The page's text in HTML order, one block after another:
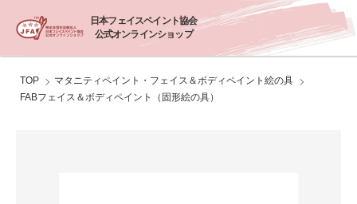
日本フェイスペイント協会
公式オンラインショップ
TOP
マタニティペイント・フェイス＆ボディペイント絵の具
FABフェイス＆ボディペイント（固形絵の具）